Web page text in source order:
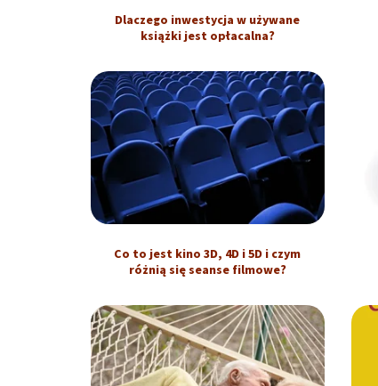
Dlaczego inwestycja w używane
książki jest opłacalna?
Co to jest kino 3D, 4D i 5D i czym
różnią się seanse filmowe?